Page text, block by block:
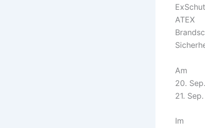
ATEX
Am
20.
21.
Im